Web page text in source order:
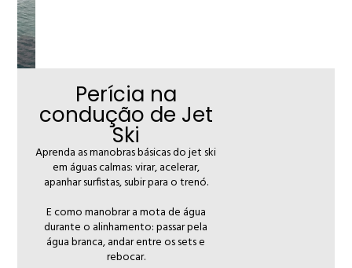
Perícia na
condução de Jet
Ski
Aprenda as manobras básicas do jet ski
em águas calmas: virar, acelerar,
apanhar surfistas, subir para o trenó.
E como manobrar a mota de água
durante o alinhamento: passar pela
água branca, andar entre os sets e
rebocar.